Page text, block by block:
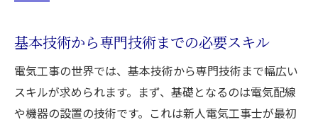
基本技術から専門技術までの必要スキル
電気工事の世界では、基本技術から専門技術まで幅広い
スキルが求められます。まず、基礎となるのは電気配線
や機器の設置の技術です。これは新人電気工事士が最初